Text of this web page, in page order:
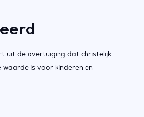
uit de overtuiging dat christelijk
is voor kinderen en